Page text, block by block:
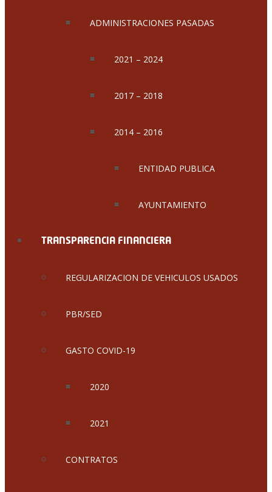
ADMINISTRACIONES PASADAS
2021 – 2024
2017 – 2018
2014 – 2016
ENTIDAD PUBLICA
AYUNTAMIENTO
TRANSPARENCIA FINANCIERA
REGULARIZACION DE VEHICULOS USADOS
PBR/SED
GASTO COVID-19
2020
2021
CONTRATOS